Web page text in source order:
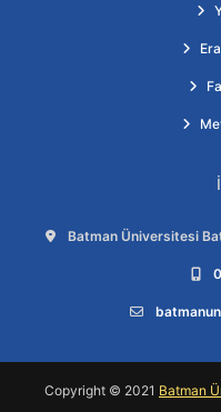
Adres:
Batman Üniversitesi
E-posta:
Copyright © 2021 Batman